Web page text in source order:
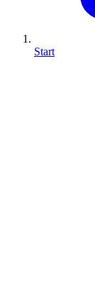
Start